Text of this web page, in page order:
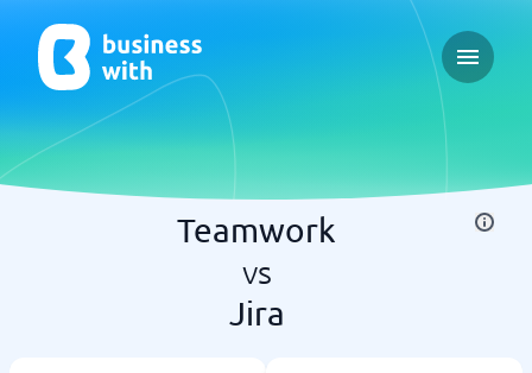
Open
Teamwork
vs
Jira